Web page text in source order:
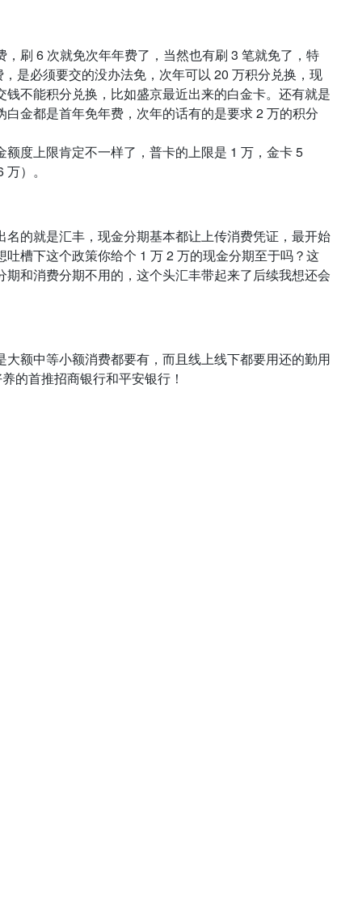
刷 6 次就免次年年费了，当然也有刷 3 笔就免了，特
是必须要交的没办法免，次年可以 20 万积分兑换，现
不能积分兑换，比如盛京最近出来的白金卡。还有就是
金都是首年免年费，次年的话有的是要求 2 万的积分
度上限肯定不一样了，普卡的上限是 1 万，金卡 5
）。
的就是汇丰，现金分期基本都让上传消费凭证，最开始
槽下这个政策你给个 1 万 2 万的现金分期至于吗？这
和消费分期不用的，这个头汇丰带起来了后续我想还会
额中等小额消费都要有，而且线上线下都要用还的勤用
的首推招商银行和平安银行！